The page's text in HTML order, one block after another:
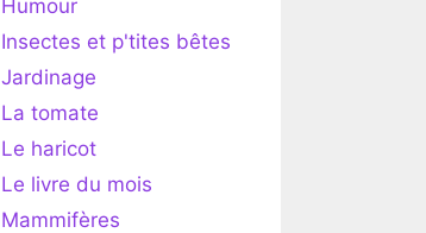
Humour
Insectes et p'tites bêtes
Jardinage
La tomate
Le haricot
Le livre du mois
Mammifères